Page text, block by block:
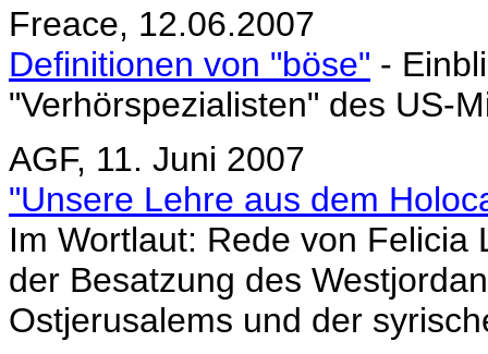
Freace, 12.06.2007
Definitionen von "böse" -
"Verhörspezialisten" des US-
AGF, 11. Juni 2007
"Unsere Lehre aus dem
Im Wortlaut: Rede von
der Besatzung des
Ostjerusalems und der